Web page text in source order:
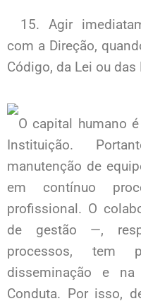
15. Agir
com a Direção,
Código, da Lei ou
O capital humano
Instituição.
manutenção de
em contínuo
profissional. O
de gestão —,
processos, tem
disseminação e
Conduta. Por isso,